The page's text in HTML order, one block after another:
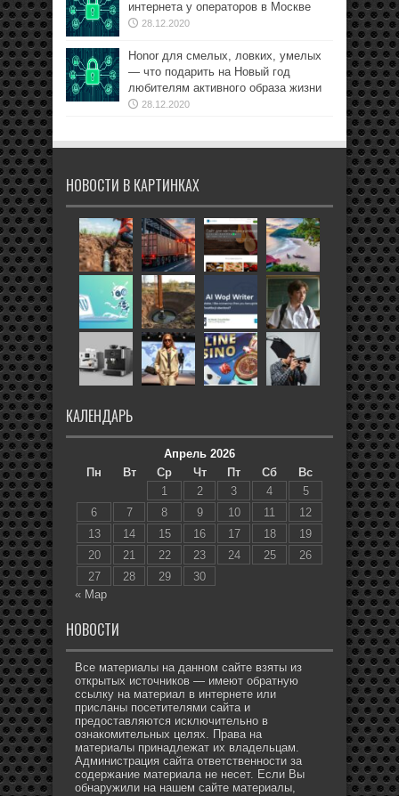
интернета у операторов в Москве
28.12.2020
Honor для смелых, ловких, умелых
— что подарить на Новый год
любителям активного образа жизни
28.12.2020
НОВОСТИ В КАРТИНКАХ
КАЛЕНДАРЬ
Апрель 2026
Пн
Вт Ср Чт Пт Сб
Вс
1
2 3 4
5
6
7 8 9 10 11
12
13
14 15 16 17 18
19
20
21 22 23 24 25
26
27
28 29
30
« Мар
НОВОСТИ
Все материалы на данном сайте взяты из
открытых источников — имеют обратную
ссылку на материал в интернете или
присланы посетителями сайта и
предоставляются исключительно в
ознакомительных целях. Права на
материалы принадлежат их владельцам.
Администрация сайта ответственности за
содержание материала не несет. Если Вы
обнаружили на нашем сайте материалы,